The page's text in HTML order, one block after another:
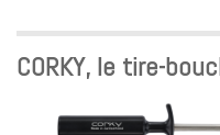
CORKY, le tire-